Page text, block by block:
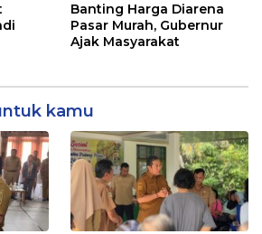
Banting Harga Diarena
Pasar Murah, Gubernur
Ajak Masyarakat
kamu